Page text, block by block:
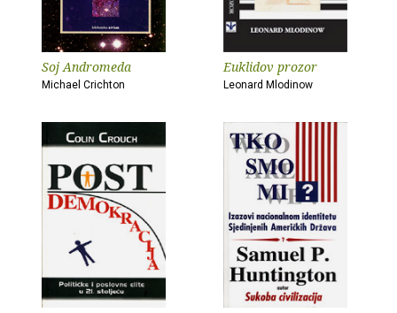
Soj Andromeda
Michael Crichton
Euklidov prozor
Leonard Mlodinow